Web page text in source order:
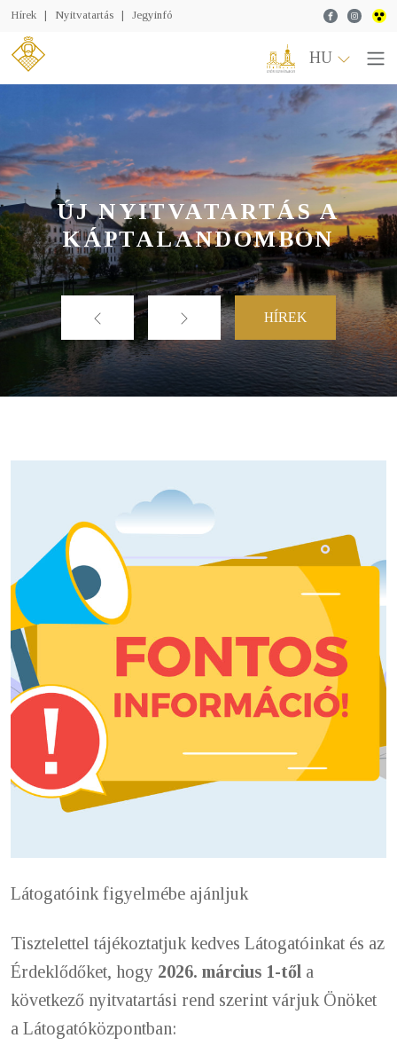
Hírek | Nyitvatartás | Jegyinfó Facebook
HU
ÚJ NYITVATARTÁS A
KÁPTALANDOMBON
HÍREK
Látogatóink figyelmébe ajánljuk
Tisztelettel tájékoztatjuk kedves Látogatóinkat és az
Érdeklődőket, hogy 2026. március 1-től a
következő nyitvatartási rend szerint várjuk Önöket
a Látogatóközpontban: